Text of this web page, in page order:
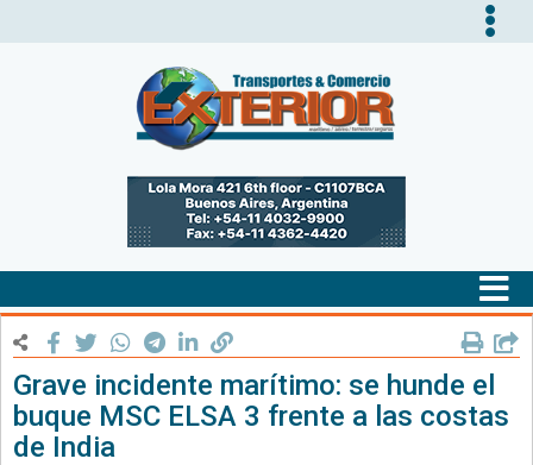
Grave incidente marítimo: se hunde el
buque MSC ELSA 3 frente a las costas
de India